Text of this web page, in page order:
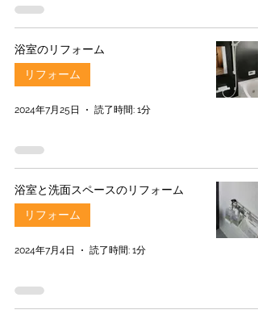
浴室のリフォーム
リフォーム
2024年7月25日 読了時間: 1分
浴室と洗面スペースのリフォーム
リフォーム
2024年7月4日 読了時間: 1分